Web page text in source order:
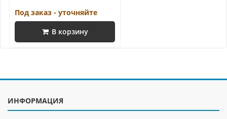
Под заказ - уточняйте
В корзину
ИНФОРМАЦИЯ